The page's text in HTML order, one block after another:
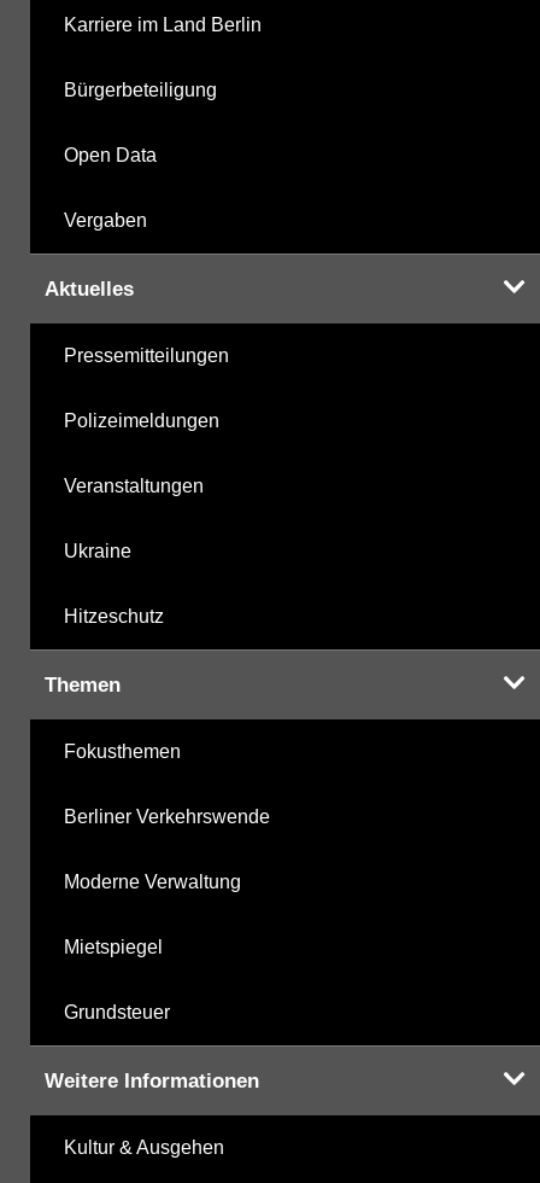
Karriere im Land Berlin
Bürgerbeteiligung
Open Data
Vergaben
Aktuelles
Pressemitteilungen
Polizeimeldungen
Veranstaltungen
Ukraine
Hitzeschutz
Themen
Fokusthemen
Berliner Verkehrswende
Moderne Verwaltung
Mietspiegel
Grundsteuer
Weitere Informationen
Kultur & Ausgehen